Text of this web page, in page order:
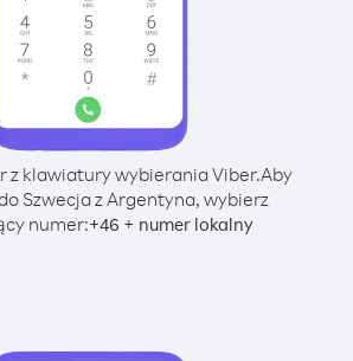
z klawiatury wybierania Viber.Aby
Szwecja z Argentyna, wybierz
numer:+46 + numer lokalny